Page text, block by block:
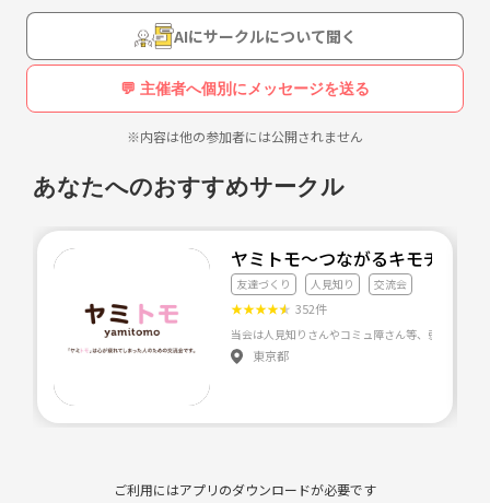
このグループはライフハウスインターナショナルチャーチがスポンサー
AIにサークルについて聞く
💬 主催者へ個別にメッセージを送る
※内容は他の参加者には公開されません
あなたへのおすすめサークル
ヤミトモ～つながるキモチ～
友達づくり 人見知り 交流会
★★★★★ 352件
東京都
ご利用にはアプリのダウンロードが必要です